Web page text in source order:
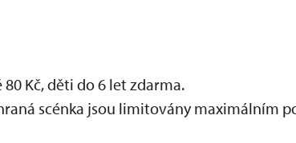
Kč, děti do 6 let zdarma.
scénka jsou limitovány maximálním